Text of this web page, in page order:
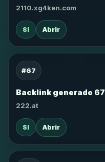
2110.xg4ken.com
SI Abrir
#67
Backlink generado 67
222.at
SI Abrir